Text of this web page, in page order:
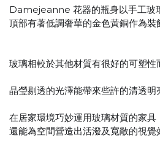
Damejeanne 花器的瓶身以手工玻
頂部有著低調奢華的金色黃銅作為裝
玻璃相較於其他材質有很好的可塑性
晶瑩剔透的光澤能帶來些許的清透明
在居家環境巧妙運用玻璃材質的家具
還能為空間營造出活潑及寬敞的視覺